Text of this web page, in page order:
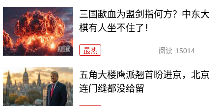
三国歃血为盟剑指何方？中东大
棋有人坐不住了！
最热 阅读 15014
五角大楼鹰派翘首盼进京，北京
连门缝都没给留